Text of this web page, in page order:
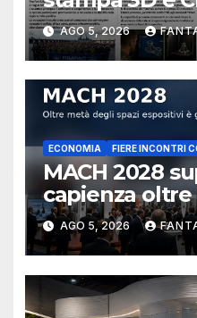
Essex e
AGO 5, 2026
ECONOMIA FIERE INCONTRI
MACH 2028
capienza oltre
quadrati già
AGO 5, 2026